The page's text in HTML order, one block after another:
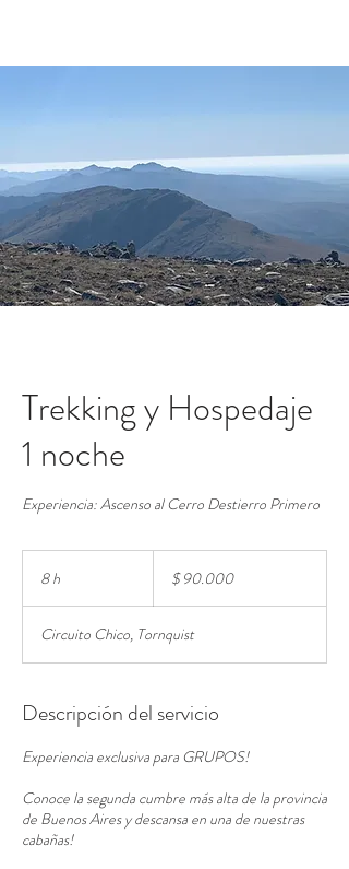
Trekking y Hospedaje
1 noche
Experiencia: Ascenso al Cerro Destierro Primero
8 h
argentinos
$ 90.000
Circuito Chico, Tornquist
Descripción del servicio
Experiencia exclusiva para GRUPOS!
Conoce la segunda cumbre más alta de la provincia
de Buenos Aires y descansa en una de nuestras
cabañas!